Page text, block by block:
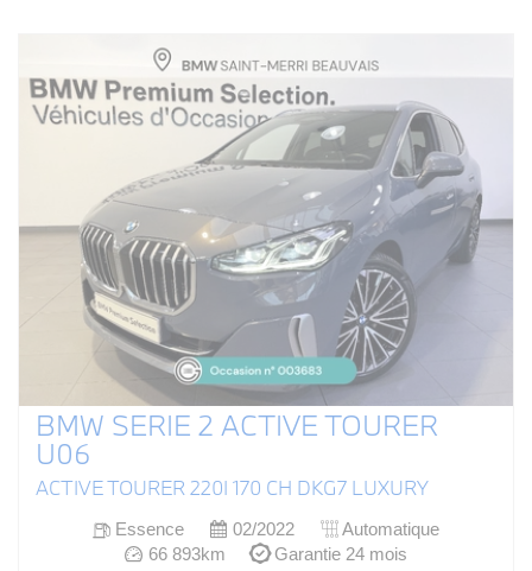
BMW SERIE 2 ACTIVE TOURER
U06
ACTIVE TOURER 220I 170 CH DKG7 LUXURY
Essence 02/2022
Automatique
66 893km
Garantie 24 mois